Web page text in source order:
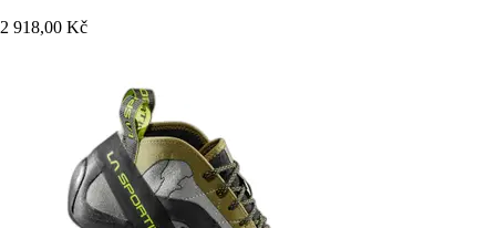
2 918,00 Kč